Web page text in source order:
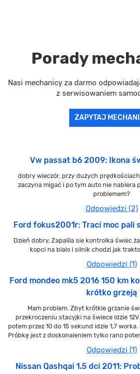
Porady
Nasi mechanicy za darmo
z serwisowaniem
ZAPYTAJ
Vw passat b6 2009: Ikona
dobry wieczór. przy dużych
zaczyna migać i po tym auto nie nabiera
problemem?
Odpowiedzi (2)
Ford fokus2001r: Traci moc pali
Dzień dobry, Zapalila sie kontrolka świec
kopci na bialo i silnik chodzi jak
Odpowiedzi (1)
Ford mondeo mk5 2016 150 km
krótko grzeją
Mam problem. Zbyt krótkie grzanie
przekroczeniu stacyjki na świece idzie
potem przez 10 do 15 sekund idzie 1,7
Próbkę jest z doskonaleniem tylko rano
Odpowiedzi (1)
Nissan Qashqai 1.5 dci 2011: